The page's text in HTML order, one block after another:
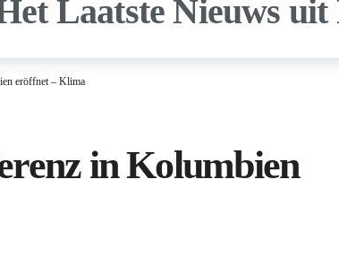
eröffnet – Klima
in Kolumbien